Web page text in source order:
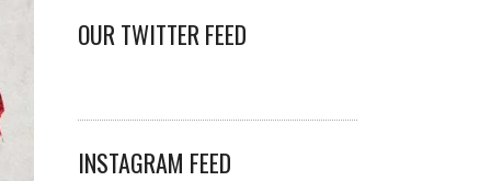
OUR TWITTER FEED
INSTAGRAM FEED